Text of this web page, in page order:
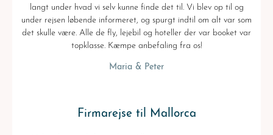
langt under hvad vi selv kunne finde det til. Vi blev op til og
under rejsen løbende informeret, og spurgt indtil om alt var som
det skulle være. Alle de fly, lejebil og hoteller der var booket var
topklasse. Kæmpe anbefaling fra os!
Maria & Peter
Firmarejse til Mallorca